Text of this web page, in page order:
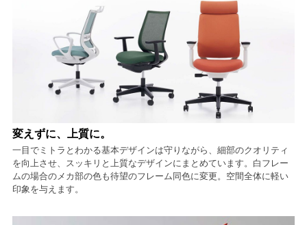
変えずに、上質に。
一目でミトラとわかる基本デザインは守りながら、細部のクオリティ
を向上させ、スッキリと上質なデザインにまとめています。白フレー
ムの場合のメカ部の色も待望のフレーム同色に変更。空間全体に軽い
印象を与えます。